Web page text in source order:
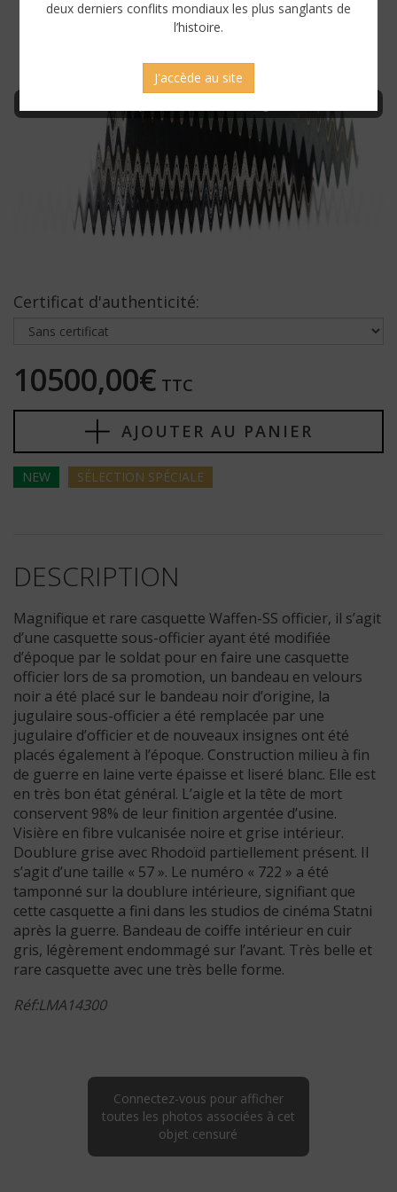
Certificat d'authenticité:
10500,00€ TTC
AJOUTER AU PANIER
NEW SÉLECTION SPÉCIALE
DESCRIPTION
Magnifique et rare casquette Waffen-SS officier, il s’agit
d’une casquette sous-officier ayant été modifiée
d’époque par le soldat pour en faire une casquette
officier lors de sa promotion, un bandeau en velours
noir a été placé sur le bandeau noir d’origine, la
jugulaire sous-officier a été remplacée par une
jugulaire d’officier et de nouveaux insignes ont été
placés également à l’époque. Construction milieu à fin
de guerre en laine verte épaisse et liseré blanc. Elle est
en très bon état général. L’aigle et la tête de mort
conservent 98% de leur finition argentée d’usine.
Visière en fibre vulcanisée noire et grise intérieur.
Doublure grise avec Rhodoïd partiellement présent. Il
s’agit d’une taille « 57 ». Le numéro « 722 » a été
tamponné sur la doublure intérieure, signifiant que
cette casquette a fini dans les studios de cinéma Statni
après la guerre. Bandeau de coiffe intérieur en cuir
gris, légèrement endommagé sur l’avant. Très belle et
rare casquette avec une très belle forme.
Réf:LMA14300
Connectez-vous pour afficher
toutes les photos associées à cet
objet censuré
deux derniers conflits mondiaux les plus sanglants de
l’histoire.
J'accède au site